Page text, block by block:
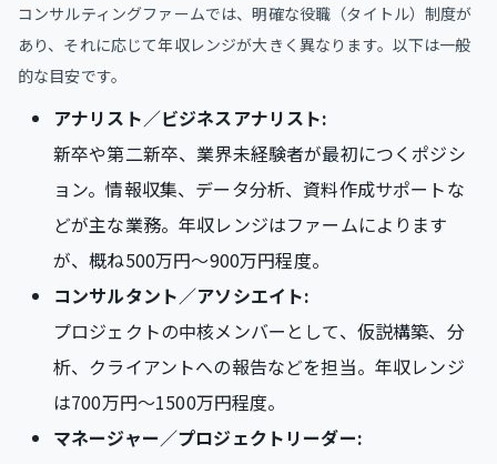
コンサルティングファームでは、明確な役職（タイトル）制度が
あり、それに応じて年収レンジが大きく異なります。以下は一般
的な目安です。
アナリスト／ビジネスアナリスト:
新卒や第二新卒、業界未経験者が最初につくポジシ
ョン。情報収集、データ分析、資料作成サポートな
どが主な業務。年収レンジはファームによります
が、概ね500万円～900万円程度。
コンサルタント／アソシエイト:
プロジェクトの中核メンバーとして、仮説構築、分
析、クライアントへの報告などを担当。年収レンジ
は700万円～1500万円程度。
マネージャー／プロジェクトリーダー: